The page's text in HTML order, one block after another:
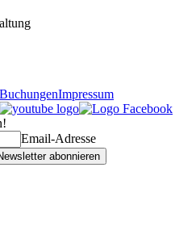
BuchungenImpressum
Email-Adresse
abonnieren